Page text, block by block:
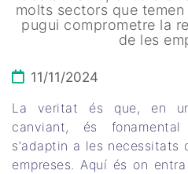
molts sectors que
pugui comprometre la
de les
11/11/2024
La veritat és que, en
canviant, és
s'adaptin a les necessitats
empreses. Aquí és on